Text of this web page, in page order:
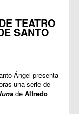
TEATRO
SANTO
Ángel presenta
una serie de
de Alfredo